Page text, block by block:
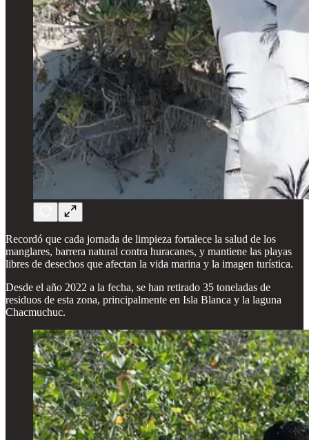
Recordó que cada jornada de limpieza fortalece la salud de los
manglares, barrera natural contra huracanes, y mantiene las playas
libres de desechos que afectan la vida marina y la imagen turística.
Desde el año 2022 a la fecha, se han retirado 35 toneladas de
residuos de esta zona, principalmente en Isla Blanca y la laguna
Chacmuchuc.